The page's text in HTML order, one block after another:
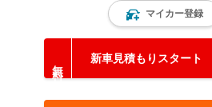
マイカー登録
新車見積もりスタート